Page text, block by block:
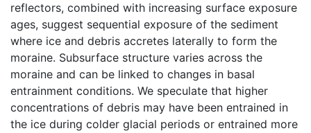
reflectors, combined with increasing surface exposure
ages, suggest sequential exposure of the sediment
where ice and debris accretes laterally to form the
moraine. Subsurface structure varies across the
moraine and can be linked to changes in basal
entrainment conditions. We speculate that higher
concentrations of debris may have been entrained in
the ice during colder glacial periods or entrained more